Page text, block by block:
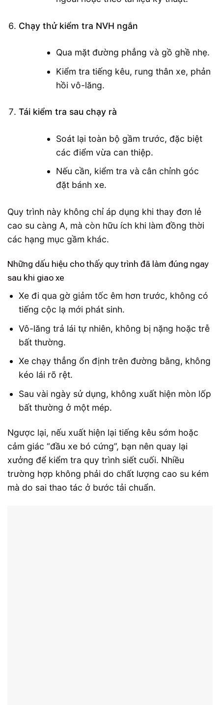
Chạy thử kiểm tra NVH ngắn
Qua mặt đường phẳng và gồ ghề nhẹ.
Kiểm tra tiếng kêu, rung thân xe, phản
hồi vô-lăng.
Tái kiểm tra sau chạy rà
Soát lại toàn bộ gầm trước, đặc biệt
các điểm vừa can thiệp.
Nếu cần, kiểm tra và cân chỉnh góc
đặt bánh xe.
Quy trình này không chỉ áp dụng khi thay đơn lẻ
cao su càng A, mà còn hữu ích khi làm đồng thời
các hạng mục gầm khác.
Những dấu hiệu cho thấy quy trình đã làm đúng ngay
sau khi giao xe
Xe đi qua gờ giảm tốc êm hơn trước, không có
tiếng cộc lạ mới phát sinh.
Vô-lăng trả lái tự nhiên, không bị nặng hoặc trễ
bất thường.
Xe chạy thẳng ổn định trên đường bằng, không
kéo lái rõ rệt.
Sau vài ngày sử dụng, không xuất hiện mòn lốp
bất thường ở một mép.
Ngược lại, nếu xuất hiện lại tiếng kêu sớm hoặc
cảm giác “đầu xe bó cứng”, bạn nên quay lại
xưởng để kiểm tra quy trình siết cuối. Nhiều
trường hợp không phải do chất lượng cao su kém
mà do sai thao tác ở bước tải chuẩn.